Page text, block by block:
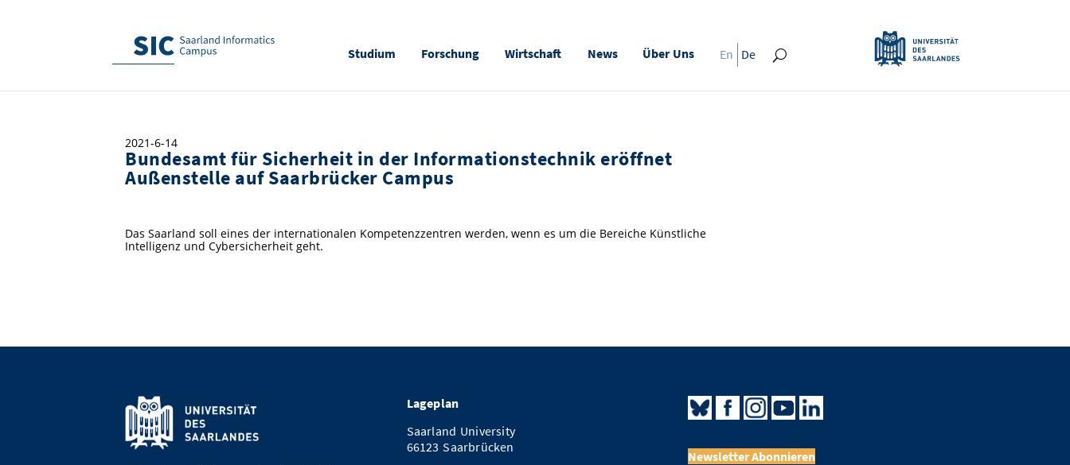
Studium Forschung Wirtschaft News Über Uns En De
2021-6-14
Bundesamt für Sicherheit in der Informationstechnik eröffnet
Außenstelle auf Saarbrücker Campus
Das Saarland soll eines der internationalen Kompetenzzentren werden, wenn es um die Bereiche Künstliche
Intelligenz und Cybersicherheit geht.
Lageplan
Saarland University
66123 Saarbrücken
Newsletter Abonnieren